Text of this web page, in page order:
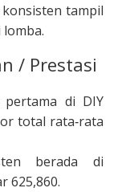
tampil
/ Prestasi
pertama di DIY
total rata‐rata
berada di
625,860.